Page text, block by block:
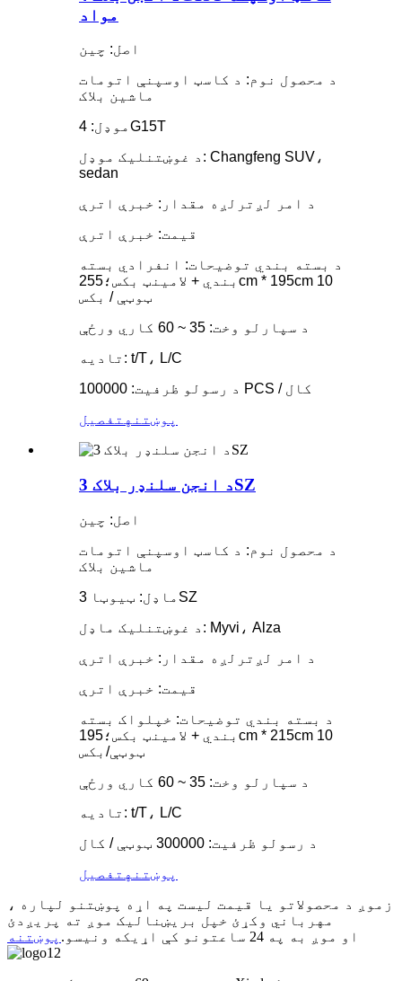
مواد
اصل: چین
د محصول نوم: د کاسټ اوسپنې اتومات
ماشین بلاک
موډل: 4G15T
د غوښتنلیک موډل: Changfeng SUV،
sedan
د امر لږترلږه مقدار: خبرې اترې
قیمت: خبرې اترې
د بسته بندي توضیحات: انفرادي بسته
بندي + لامینټ بکس؛255cm * 195cm 10
ټوټې / بکس
د سپارلو وخت: 35 ~ 60 کاري ورځې
تادیه: t/T، L/C
د رسولو ظرفیت: 100000 PCS / کال
پوښتنهتفصیل
د انجن سلنډر بلاک 3SZ
اصل: چین
د محصول نوم: د کاسټ اوسپنې اتومات
ماشین بلاک
ماډل: ټیوټا 3SZ
د غوښتنلیک ماډل: Myvi، Alza
د امر لږترلږه مقدار: خبرې اترې
قیمت: خبرې اترې
د بسته بندي توضیحات: خپلواک بسته
بندي + لامینټ بکس؛195cm * 215cm 10
ټوټې/بکس
د سپارلو وخت: 35 ~ 60 کاري ورځې
تادیه: t/T، L/C
د رسولو ظرفیت: 300000 ټوټې / کال
پوښتنه تفصیل
زموږ د محصولاتو یا قیمت لیست په اړه پوښتنو لپاره ،
مهرباني وکړئ خپل بریښنالیک موږ ته پریږدئ
او موږ به په 24 ساعتونو کې اړیکه ونیسو.
پوښتنه